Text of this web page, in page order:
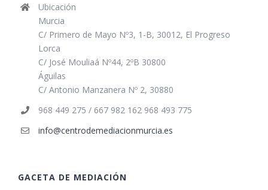
Ubicación
Murcia
C/ Primero de Mayo Nº3, 1-B, 30012, El Progreso
Lorca
C/ José Mouliaá Nº44, 2ºB 30800
Águilas
C/ Antonio Manzanera Nº 2, 30880
968 449 275 / 667 982 162 968 493 775
info@centrodemediacionmurcia.es
GACETA DE MEDIACIÓN